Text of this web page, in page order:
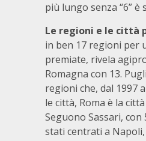
più lungo senza “6”
Le regioni e le città
in ben 17 regioni per
premiate, rivela
Romagna con 13.
regioni che, dal 1997
le città, Roma è la
Seguono Sassari,
stati centrati a Napoli,